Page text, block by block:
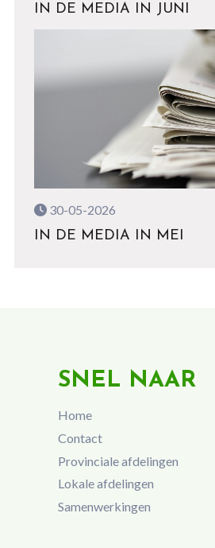
IN DE MEDIA IN JUNI
30-05-2026
IN DE MEDIA IN MEI
SNEL NAAR
Home
Contact
Provinciale afdelingen
Lokale afdelingen
Samenwerkingen